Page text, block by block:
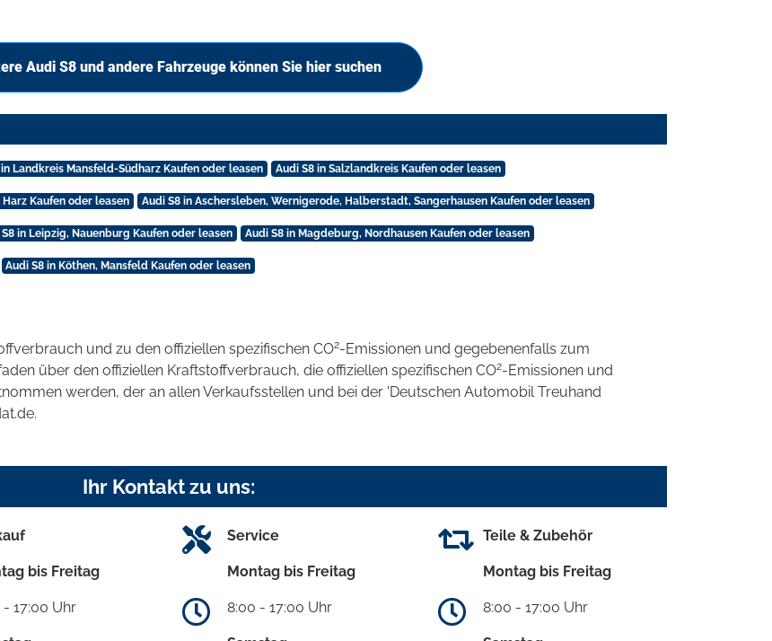
Audi S8 und andere Fahrzeuge können Sie hier suchen
in Landkreis Mansfeld-Südharz Kaufen oder leasen Audi S8 in Salzlandkreis Kaufen oder leasen
Kaufen oder leasen Audi S8 in Aschersleben, Wernigerode, Halberstadt, Sangerhausen Kaufen oder leasen
in Leipzig, Nauenburg Kaufen oder leasen Audi S8 in Magdeburg, Nordhausen Kaufen oder leasen
Audi S8 in Köthen, Mansfeld Kaufen oder leasen
und zu den offiziellen spezifischen CO2-Emissionen und gegebenenfalls zum
über den offiziellen Kraftstoffverbrauch, die offiziellen spezifischen CO2-Emissionen und
werden, der an allen Verkaufsstellen und bei der 'Deutschen Automobil Treuhand
Ihr Kontakt zu uns:
bis Freitag
- 17:00 Uhr
Service
Montag bis Freitag
8:00 - 17:00 Uhr
Teile & Zubehör
Montag bis Freitag
8:00 - 17:00 Uhr